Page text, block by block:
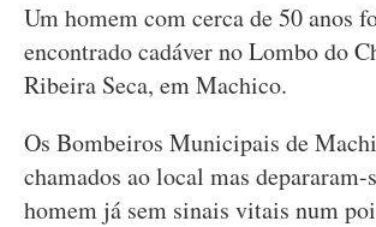
Um homem com cerca de 50 anos
encontrado cadáver no Lombo do
Ribeira Seca, em Machico.
Os Bombeiros Municipais de
chamados ao local mas depararam-
homem já sem sinais vitais num